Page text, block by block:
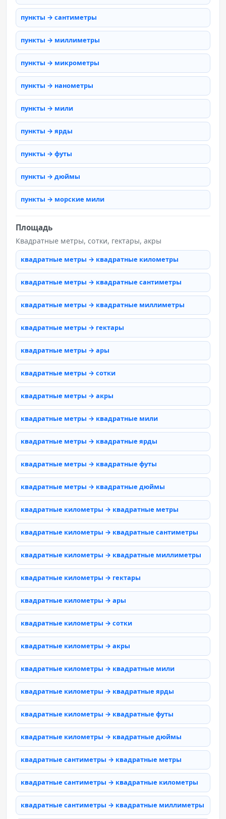
пункты → сантиметры
пункты → миллиметры
пункты → микрометры
пункты → нанометры
пункты → мили
пункты → ярды
пункты → футы
пункты → дюймы
пункты → морские мили
Площадь
Квадратные метры, сотки, гектары, акры
квадратные метры → квадратные километры
квадратные метры → квадратные сантиметры
квадратные метры → квадратные миллиметры
квадратные метры → гектары
квадратные метры → ары
квадратные метры → сотки
квадратные метры → акры
квадратные метры → квадратные мили
квадратные метры → квадратные ярды
квадратные метры → квадратные футы
квадратные метры → квадратные дюймы
квадратные километры → квадратные метры
квадратные километры → квадратные сантиметры
квадратные километры → квадратные миллиметры
квадратные километры → гектары
квадратные километры → ары
квадратные километры → сотки
квадратные километры → акры
квадратные километры → квадратные мили
квадратные километры → квадратные ярды
квадратные километры → квадратные футы
квадратные километры → квадратные дюймы
квадратные сантиметры → квадратные метры
квадратные сантиметры → квадратные километры
квадратные сантиметры → квадратные миллиметры